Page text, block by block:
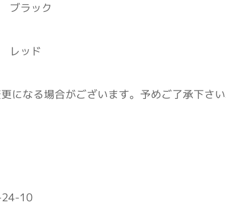
ラック
レッド
になる場合がございます。予めご了承下さい
24-10